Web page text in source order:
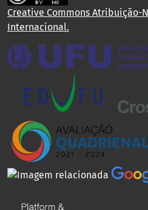
Creative Commons Atribuição-
Internacional.